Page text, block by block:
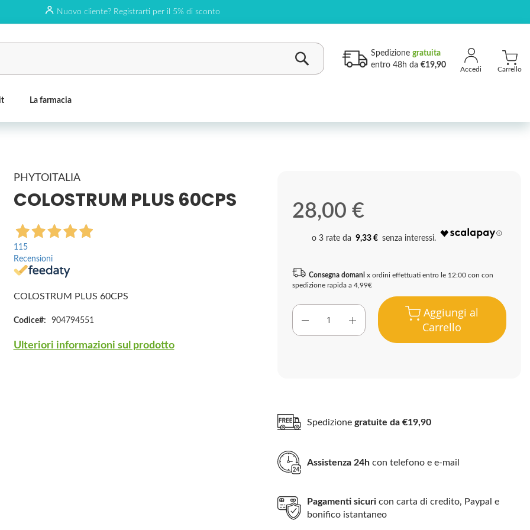
Nuovo cliente? Registrarti per il 5% di sconto
Carrello
Spedizione gratuita
entro 48h da €19,90
La farmacia
PHYTOITALIA
COLOSTRUM PLUS 60CPS
115
Recensioni
COLOSTRUM PLUS 60CPS
Codice 904794551
Ulteriori informazioni sul prodotto
28,00 €
9,33 €
Consegna domani x ordini effettuati entro le 12:00 con con
spedizione rapida a 4,99€
Aggiungi al
Carrello
Spedizionegratuite da €19,90
Assistenza 24h con telefono e e-mail
Pagamenti sicuri con carta di credito, Paypal e
bonifico istantaneo